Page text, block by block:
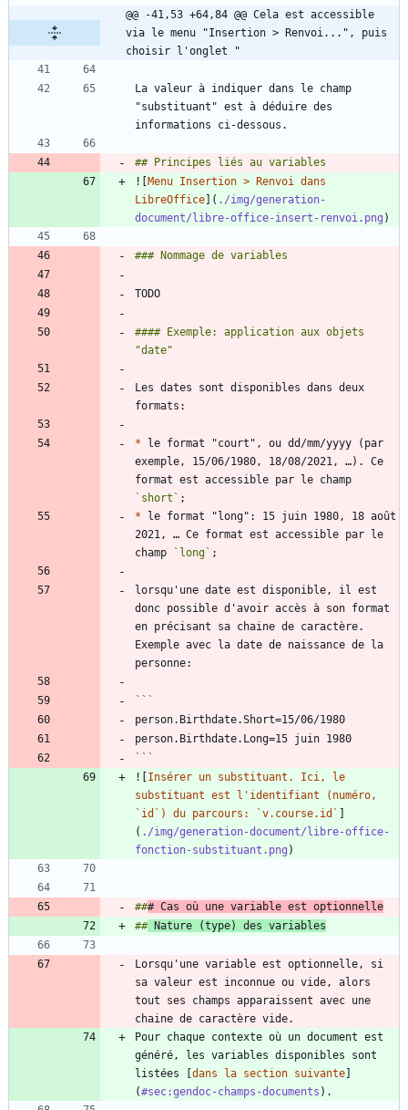
@@ -41,53 +64,84 @@ Cela est accessible
via le menu "Insertion > Renvoi...", puis
choisir l'onglet "
La valeur à indiquer dans le champ
"substituant" est à déduire des
![ Menu Insertion > Renvoi dans
LibreOffice ]( ./img/generation-
document/libre-office-insert-renvoi.png
#### Exemple: application aux objets
Les dates sont disponibles dans deux
* le format "court", ou dd/mm/yyyy (par
exemple, 15/06/1980, 18/08/2021, …). Ce
`short`
* le format "long": 15 juin 1980, 18 août
2021, … Ce format est accessible par le
champ
`long`
lorsqu'une date est disponible, il est
donc possible d'avoir accès à son format
en précisant sa chaine de caractère.
Exemple avec la date de naissance de la
```
![ Insérer un substituant. Ici, le
substituant est l'identifiant (numéro,
`id`) du parcours: `v.course.id`
( ./img/generation-document/libre-office-
fonction-substituant.png
### Cas où une variable est optionnelle
## Nature (type) des variables
Lorsqu'une variable est optionnelle, si
sa valeur est inconnue ou vide, alors
tout ses champs apparaissent avec une
Pour chaque contexte où un document est
généré, les variables disponibles sont
listées [ dans la section suivante
(#sec:gendoc-champs-documents